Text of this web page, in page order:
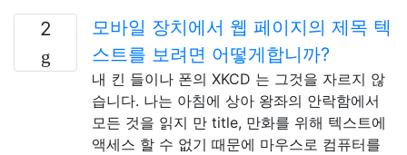
2
모바일 장치에서 웹 페이지의 제목 텍
스트를 보려면 어떻게합니까?
내 킨 들이나 폰의 XKCD 는 그것을 자르지 않
습니다. 나는 아침에 상아 왕좌의 안락함에서
모든 것을 읽지 만 title, 만화를 위해 텍스트에
액세스 할 수 없기 때문에 마우스로 컴퓨터를